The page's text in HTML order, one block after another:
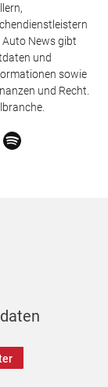
News gibt
und
sowie
und Recht.